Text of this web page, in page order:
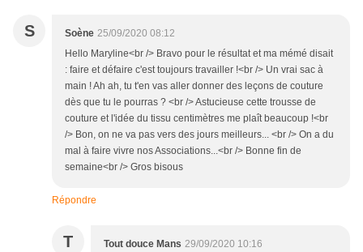
S Soène 25/09/2020 08:12
Hello Maryline<br /> Bravo pour le résultat et ma mémé disait
: faire et défaire c'est toujours travailler !<br /> Un vrai sac à
main ! Ah ah, tu t'en vas aller donner des leçons de couture
dès que tu le pourras ? <br /> Astucieuse cette trousse de
couture et l'idée du tissu centimètres me plaît beaucoup !<br
/> Bon, on ne va pas vers des jours meilleurs... <br /> On a du
mal à faire vivre nos Associations...<br /> Bonne fin de
semaine<br /> Gros bisous
Répondre
T Tout douce Mans 29/09/2020 10:16